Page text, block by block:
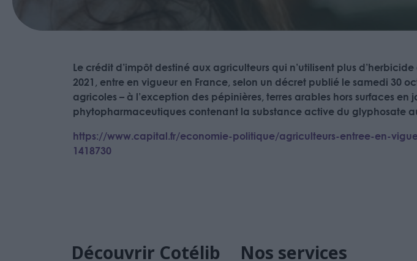
Le crédit d’impôt destiné aux agriculteurs qui n’utilisent plus
2021, entre en vigueur en France, selon un décret publié le samedi 30
agricoles – à l’exception des pépinières, terres arables hors surfaces en
phytopharmaceutiques contenant la substance active du glyphosate
https://www.capital.fr/economie-politique/agriculteurs-entree-en-
1418730
Découvrir Cotélib Nos services